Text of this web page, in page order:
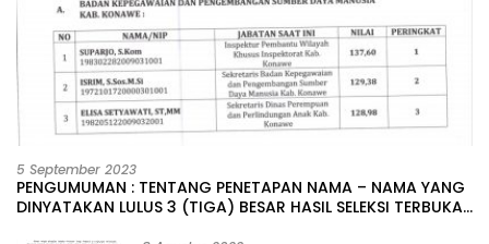
5 September 2023
PENGUMUMAN : TENTANG PENETAPAN NAMA – NAMA YANG
DINYATAKAN LULUS 3 (TIGA) BESAR HASIL SELEKSI TERBUKA